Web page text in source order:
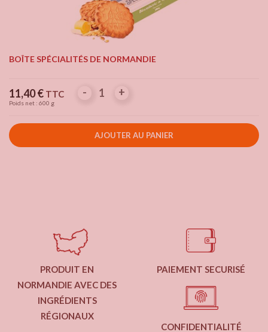
BOÎTE SPÉCIALITÉS DE NORMANDIE
Prix
11,40 € TTC
Poids net : 600 g
- +
- +
AJOUTER AU PANIER
PRODUIT EN
NORMANDIE AVEC DES
INGRÉDIENTS
RÉGIONAUX
PAIEMENT SECURISÉ
CONFIDENTIALITÉ